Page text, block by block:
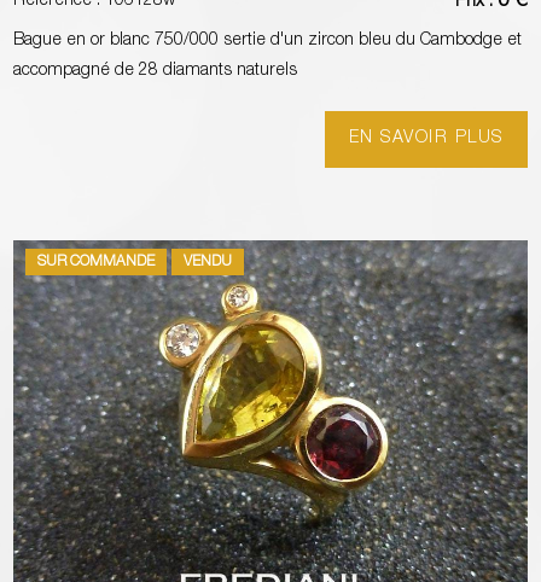
Bague en or blanc 750/000 sertie d'un zircon bleu du Cambodge et
accompagné de 28 diamants naturels
EN SAVOIR PLUS
SUR COMMANDE VENDU